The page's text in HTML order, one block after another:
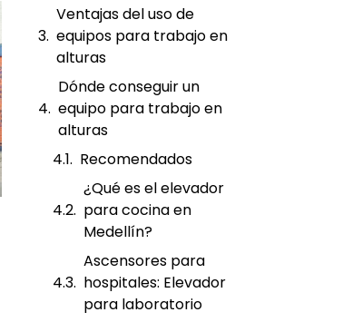
Ventajas del uso de
equipos para trabajo en
alturas
Dónde conseguir un
equipo para trabajo en
alturas
Recomendados
¿Qué es el elevador
para cocina en
Medellín?
Ascensores para
hospitales: Elevador
para laboratorio